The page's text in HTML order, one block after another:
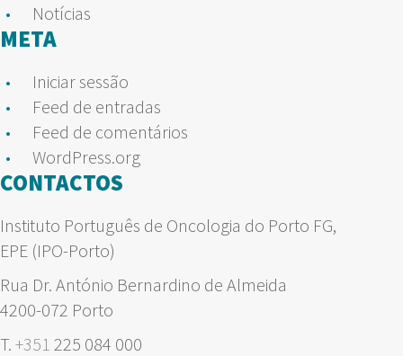
Notícias
META
Iniciar sessão
Feed de entradas
Feed de comentários
WordPress.org
CONTACTOS
Instituto Português de Oncologia do Porto FG,
EPE (IPO-Porto)
Rua Dr. António Bernardino de Almeida
4200-072 Porto
T. +351 225 084 000